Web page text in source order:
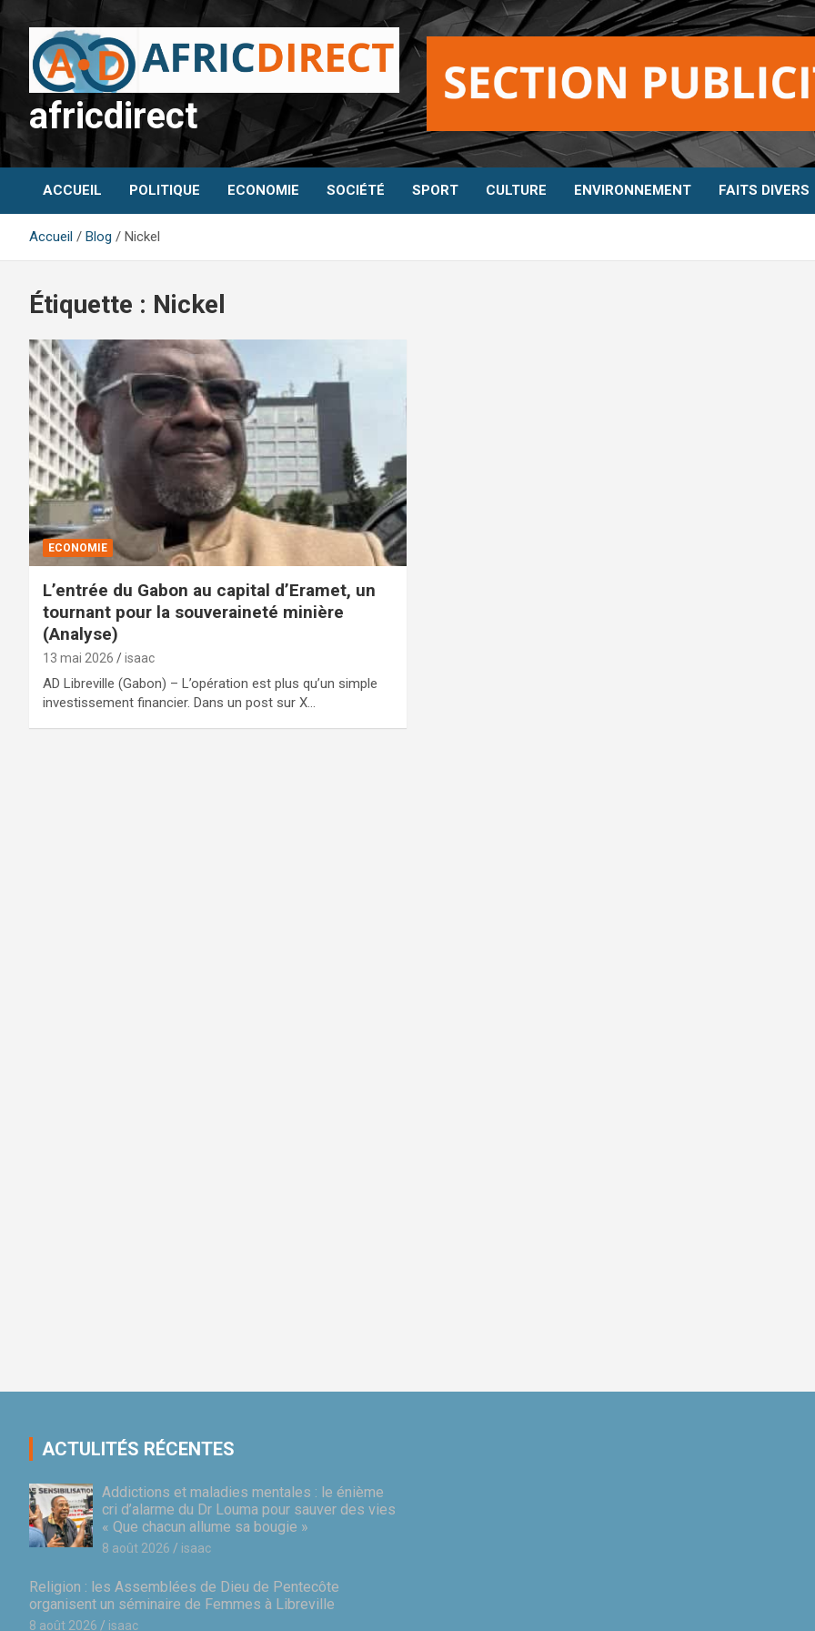
Aller
contenu
africdirect
ACCUEIL POLITIQUE ECONOMIE SOCIÉTÉ SPORT CULTURE ENVIRONNEMENT FAITS DIVERS
Accueil Blog Nickel
Étiquette : Nickel
ECONOMIE
L’entrée du Gabon au capital d’Eramet, un
tournant pour la souveraineté minière
(Analyse)
13 mai 2026 isaac
AD Libreville (Gabon) – L’opération est plus qu’un simple
investissement financier. Dans un post sur X…
ACTULITÉS RÉCENTES
Addictions et maladies mentales : le énième
cri d’alarme du Dr Louma pour sauver des vies
« Que chacun allume sa bougie »
8 août 2026 isaac
Religion : les Assemblées de Dieu de Pentecôte
organisent un séminaire de Femmes à Libreville
8 août 2026 isaac